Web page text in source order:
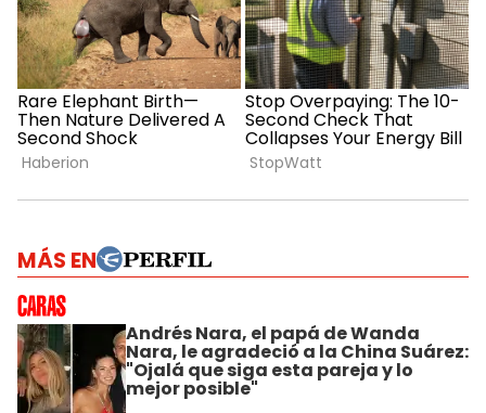
MÁS EN
Andrés Nara, el papá de Wanda
Nara, le agradeció a la China Suárez:
"Ojalá que siga esta pareja y lo
mejor posible"